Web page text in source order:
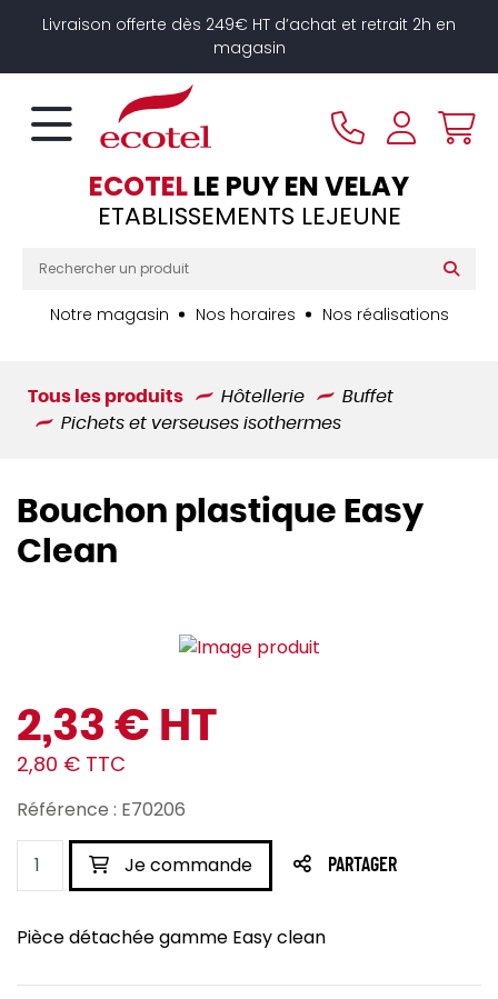
Livraison offerte dès 249€ HT d’achat et retrait 2h en
magasin
ECOTELLE PUY EN VELAY
ETABLISSEMENTS LEJEUNE
Notre magasin Nos horaires Nos réalisations
Tous les produits Hôtellerie
Buffet
Pichets et verseuses isothermes
Bouchon plastique Easy
Clean
2,33 € HT
2,80 € TTC
Référence : E70206
Je commande PARTAGER
Pièce détachée gamme Easy clean
Panneau de gestion des cookies